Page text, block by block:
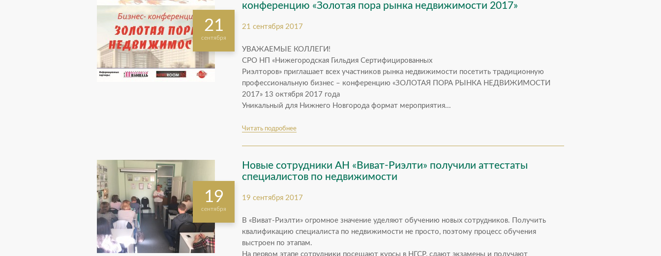
21
сентября
конференцию «Золотая пора рынка недвижимости 2017»
21 сентября 2017
УВАЖАЕМЫЕ КОЛЛЕГИ!
СРО НП «Нижегородская Гильдия Сертифицированных
Риэлторов» приглашает всех участников рынка недвижимости посетить традиционную
профессиональную бизнес – конференцию «ЗОЛОТАЯ ПОРА РЫНКА НЕДВИЖИМОСТИ
2017» 13 октября 2017 года
Уникальный для Нижнего Новгорода формат мероприятия...
Читать подробнее
19
сентября
Новые сотрудники АН «Виват-Риэлти» получили аттестаты
специалистов по недвижимости
19 сентября 2017
В «Виват-Риэлти» огромное значение уделяют обучению новых сотрудников. Получить
квалификацию специалиста по недвижимости не просто, поэтому процесс обучения
выстроен по этапам.
На первом этапе сотрудники посещают курсы в НГСР, сдают экзамены и получают